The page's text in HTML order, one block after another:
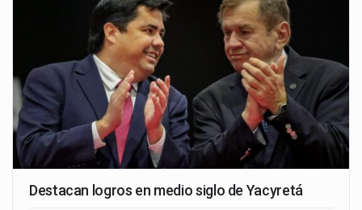
Destacan logros en medio siglo de Yacyretá